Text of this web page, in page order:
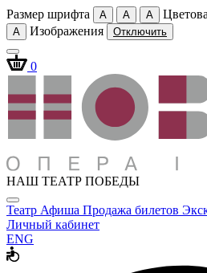
Размер шрифта A A A
A
Изображения Отключить
0
НАШ ТЕАТР ПОБЕДЫ
Театр Афиша Продажа билетов
Личный кабинет
ENG